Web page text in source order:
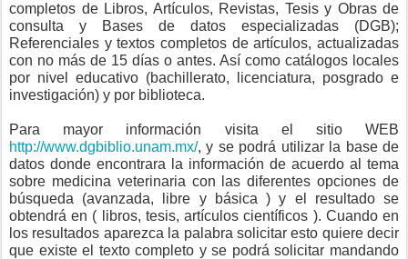
completos de Libros, Artículos, Revistas, Tesis y Obras de
consulta y Bases de datos especializadas (DGB);
Referenciales y textos completos de artículos, actualizadas
con no más de 15 días o antes. Así como catálogos locales
por nivel educativo (bachillerato, licenciatura, posgrado e
investigación) y por biblioteca.
Para mayor información visita el sitio WEB
http://www.dgbiblio.unam.mx/, y se podrá utilizar la base de
datos donde encontrara la información de acuerdo al tema
sobre medicina veterinaria con las diferentes opciones de
búsqueda (avanzada, libre y básica ) y el resultado se
obtendrá en ( libros, tesis, artículos científicos ). Cuando en
los resultados aparezca la palabra solicitar esto quiere decir
que existe el texto completo y se podrá solicitar mandando